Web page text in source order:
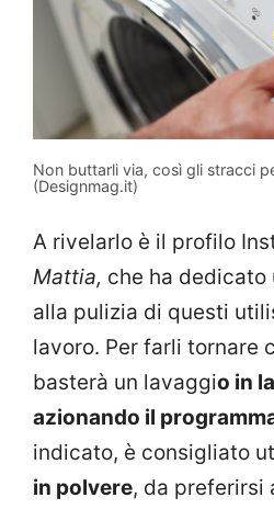
Non buttarli via, così gli stracci
(Designmag.it)
A rivelarlo è il profilo
Mattia, che ha
alla pulizia di questi
lavoro. Per farli tornare
basterà un lavaggio in
azionando il
indicato, è consigliato
in polvere, da preferirsi